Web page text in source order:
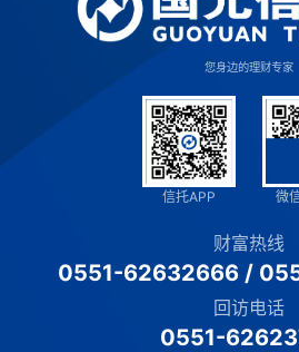
您身边的理财专家
信托APP 微
财富热线
0551-62632666/
回访电话
0551-